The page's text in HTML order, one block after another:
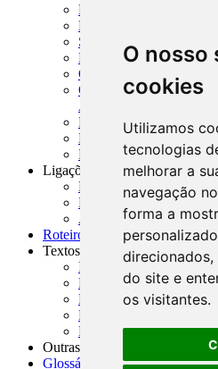
O nosso
cookies
Utilizamos
tecnologias
melhorar a
navegação
forma a
do site e
os visitantes.
MTVM - Manual de
MCR - Manual de
SISORF - Manual de
MASUP - Manual de
CADOC - Catálogo de
CNAE-CONCLA -
Atividades Econômicas
PMF - Cartilhas do BCB
Manuais Auxiliares do
Resenhas Diárias
Ligações Externas
Links Úteis
Presidência da República
Agências Nacionais
Roteiros para Estudos
Textos
Índice de Textos
Editorial
Monografias
Na Imprensa
Fórum de Discussão
Outras ferramentas
Glossário